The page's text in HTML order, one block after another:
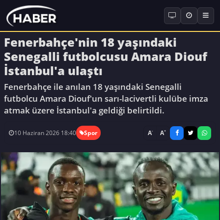
Fenerbahçe'nin 18 yaşındaki
Senegalli futbolcusu Amara Diouf
İstanbul'a ulaştı
Fenerbahçe ile anılan 18 yaşındaki Senegalli
futbolcu Amara Diouf'un sarı-lacivertli kulübe imza
atmak üzere İstanbul'a geldiği belirtildi.
10 Haziran 2026 18:40 Spor A- A+